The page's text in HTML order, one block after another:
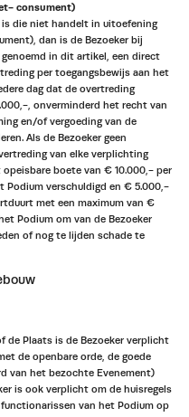
consument)
is die niet handelt in uitoefening
dan is de Bezoeker bij
in dit artikel, een direct
per toegangsbewijs aan het
dag dat de overtreding
, onverminderd het recht van
en/of vergoeding van de
Als de Bezoeker geen
van elke verplichting
boete van € 10.000,- per
Podium verschuldigd en € 5.000,-
met een maximum van €
Podium om van de Bezoeker
of nog te lijden schade te
de Plaats is de Bezoeker verplicht
de openbare orde, de goede
van het bezochte Evenement)
is ook verplicht om de huisregels
van het Podium op